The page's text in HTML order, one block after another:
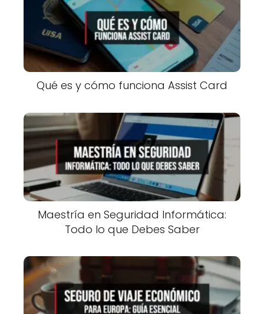
Qué es y cómo funciona Assist Card
Maestría en Seguridad Informática:
Todo lo que Debes Saber